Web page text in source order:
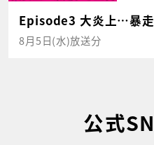
Episode3 大炎上…暴
8月5日(水)放送分
公式